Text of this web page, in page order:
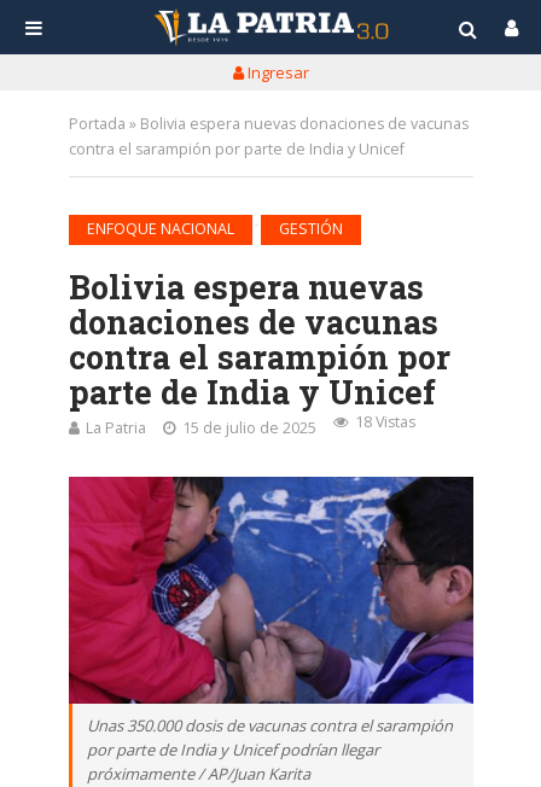
Ingresar
Portada » Bolivia espera nuevas donaciones de vacunas
contra el sarampión por parte de India y Unicef
ENFOQUE NACIONAL GESTIÓN
Bolivia espera nuevas
donaciones de vacunas
contra el sarampión por
parte de India y Unicef
La Patria 15 de julio de 2025 18 Vistas
Unas 350.000 dosis de vacunas contra el sarampión
por parte de India y Unicef podrían llegar
próximamente / AP/Juan Karita